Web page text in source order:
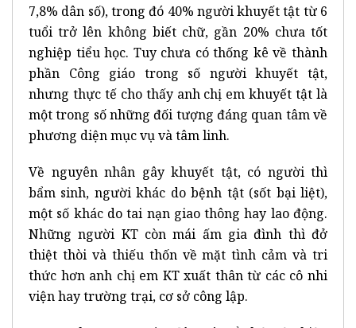
7,8% dân số), trong đó 40% người khuyết tật từ 6
tuổi trở lên không biết chữ, gần 20% chưa tốt
nghiệp tiểu học. Tuy chưa có thống kê về thành
phần Công giáo trong số người khuyết tật,
nhưng thực tế cho thấy anh chị em khuyết tật là
một trong số những đối tượng đáng quan tâm về
phương diện mục vụ và tâm linh.
Về nguyên nhân gây khuyết tật, có người thì
bẩm sinh, người khác do bệnh tật (sốt bại liệt),
một số khác do tai nạn giao thông hay lao động.
Những người KT còn mái ấm gia đình thì đở
thiệt thòi và thiếu thốn về mặt tình cảm và tri
thức hơn anh chị em KT xuất thân từ các cô nhi
viện hay trường trại, cơ sở công lập.